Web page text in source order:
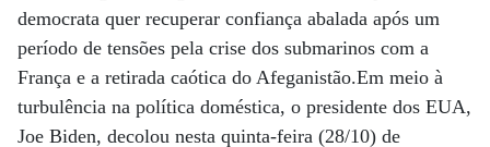
democrata quer recuperar confiança abalada após um
período de tensões pela crise dos submarinos com a
França e a retirada caótica do Afeganistão.Em meio à
turbulência na política doméstica, o presidente dos EUA,
Joe Biden, decolou nesta quinta-feira (28/10) de